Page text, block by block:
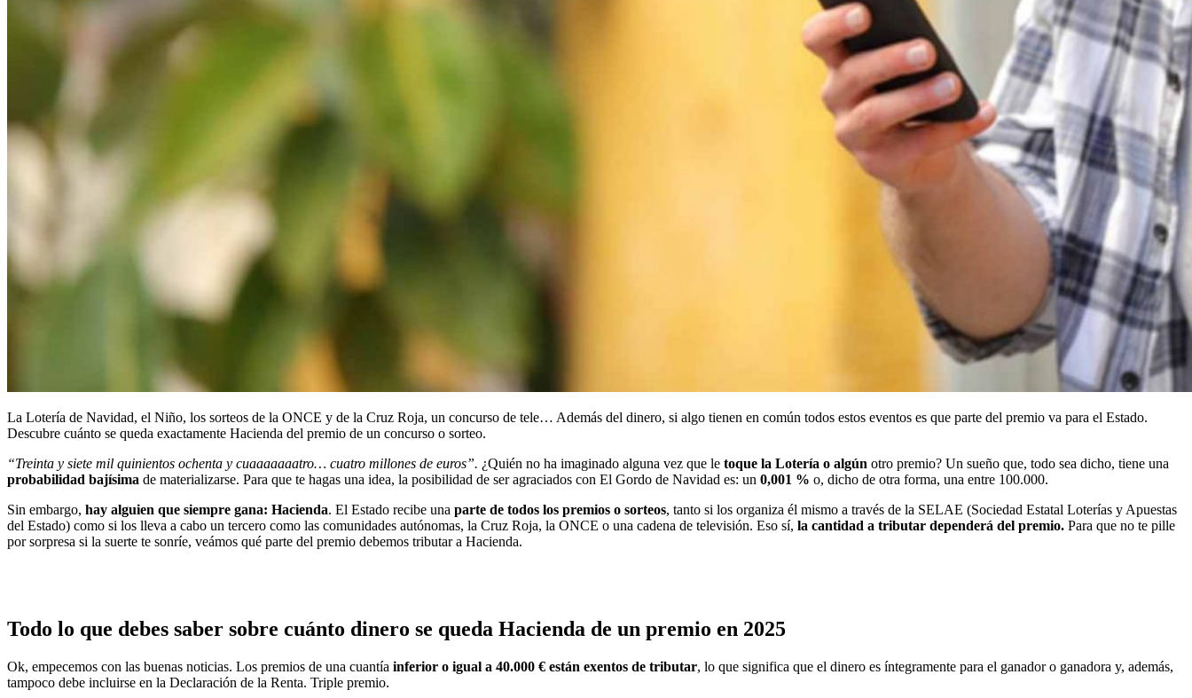
La Lotería de Navidad, el Niño, los sorteos de la ONCE y de la Cruz Roja, un concurso de tele… Además del dinero, si algo tienen en común todos estos eventos es que parte del premio va para el Estado.
Descubre cuánto se queda exactamente Hacienda del premio de un concurso o sorteo.
“Treinta y siete mil quinientos ochenta y cuaaaaaaatro… cuatro millones de euros”. ¿Quién no ha imaginado alguna vez que le toque la Lotería o algún otro premio? Un sueño que, todo sea dicho, tiene una
probabilidad bajísima de materializarse. Para que te hagas una idea, la posibilidad de ser agraciados con El Gordo de Navidad es: un 0,001 % o, dicho de otra forma, una entre 100.000.
Sin embargo, hay alguien que siempre gana: Hacienda. El Estado recibe una parte de todos los premios o sorteos, tanto si los organiza él mismo a través de la SELAE (Sociedad Estatal Loterías y Apuestas
del Estado) como si los lleva a cabo un tercero como las comunidades autónomas, la Cruz Roja, la ONCE o una cadena de televisión. Eso sí, la cantidad a tributar dependerá del premio. Para que no te pille
por sorpresa si la suerte te sonríe, veámos qué parte del premio debemos tributar a Hacienda.
Todo lo que debes saber sobre cuánto dinero se queda Hacienda de un premio en 2025
Ok, empecemos con las buenas noticias. Los premios de una cuantía inferior o igual a 40.000 € están exentos de tributar, lo que significa que el dinero es íntegramente para el ganador o ganadora y, además,
tampoco debe incluirse en la Declaración de la Renta. Triple premio.